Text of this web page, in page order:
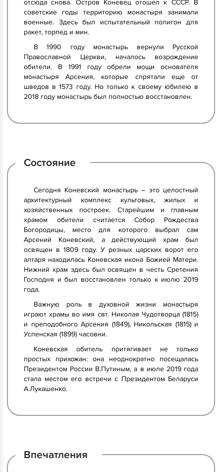
отсюда снова. Остров Коневец отошел к СССР. В
советские годы территорию монастыря занимали
военные. Здесь был испытательный полигон для
ракет, торпед и мин.
В 1990 году монастырь вернули Русской
Православной Церкви, началось возрождение
обители. В 1991 году обрели мощи основателя
монастыря Арсения, которые спрятали еще от
шведов в 1573 году. Но только к своему юбилею в
2018 году монастырь был полностью восстановлен.
Состояние
Сегодня Коневский монастырь – это целостный
архитектурный комплекс культовых, жилых и
хозяйственных построек. Старейшим и главным
храмом обители считается Собор Рождества
Богородицы, место для которого выбрал сам
Арсений Коневский, а действующий храм был
освящен в 1809 году. У резных царских ворот его
алтаря находилась Коневская икона Божией Матери.
Нижний храм здесь был освящен в честь Сретения
Господня и был восстановлен только к июлю 2019
года.
Важную роль в духовной жизни монастыря
играют храмы во имя свт. Николая Чудотворца (1815)
и преподобного Арсения (1849), Никольская (1815) и
Успенская (1899) часовни.
Коневская обитель притягивает не только
простых прихожан: она неоднократно посещалась
Президентом России В.Путиным, а в июле 2019 года
стала местом его встречи с Президентом Беларуси
А.Лукашенко.
Впечатления